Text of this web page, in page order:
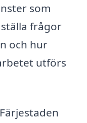
som
frågor
och hur
utförs